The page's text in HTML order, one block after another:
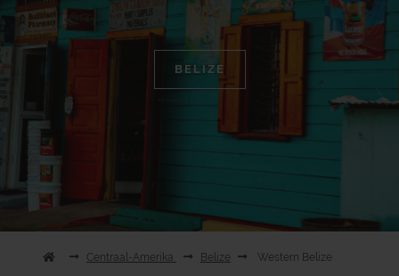
BELIZE
Centraal-Amerika Belize Western Belize